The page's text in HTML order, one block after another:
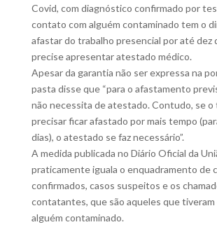
Covid, com diagnóstico confirmado por
contato com alguém contaminado tem o
afastar do trabalho presencial por até dez
precise apresentar atestado médico.
Apesar da garantia não ser expressa na
pasta disse que “para o afastamento
não necessita de atestado. Contudo, se o
precisar ficar afastado por mais tempo
dias), o atestado se faz necessário”.
A medida publicada no Diário Oficial da
praticamente iguala o enquadramento de
confirmados, casos suspeitos e os
contatantes, que são aqueles que
alguém contaminado.